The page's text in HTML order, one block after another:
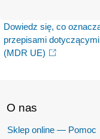
Dowiedz się, co
przepisami
(MDR UE)
O nas
Sklep online — Pomoc